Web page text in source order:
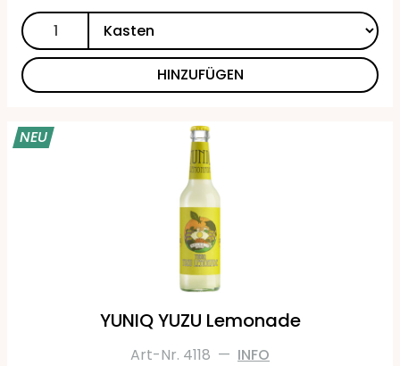
HINZUFÜGEN
NEU
YUNIQ YUZU Lemonade
Art-Nr. 4118 — INFO